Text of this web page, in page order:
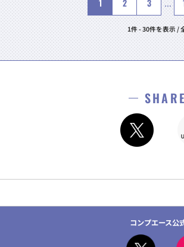
1 2 3 ...
1件 - 30件を表示 /
SHARE
コンプエース公